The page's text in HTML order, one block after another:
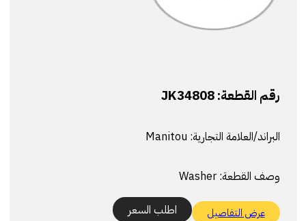
رقم القطعة:JK34808
البراند/العلامة التجارية:
وصف القطعة:Washer
عرض التفاصيل اطلب السعر